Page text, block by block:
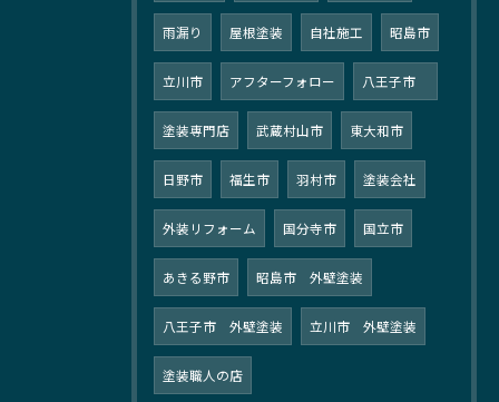
雨漏り 屋根塗装 自社施工 昭島市
立川市 アフターフォロー 八王子市
塗装専門店 武蔵村山市 東大和市
日野市 福生市 羽村市 塗装会社
外装リフォーム 国分寺市 国立市
あきる野市 昭島市 外壁塗装
八王子市 外壁塗装 立川市 外壁塗装
塗装職人の店